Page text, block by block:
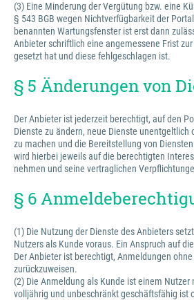
(3) Eine Minderung der Vergütung bzw. eine
§ 543 BGB wegen Nichtverfügbarkeit der
benannten Wartungsfenster ist erst dann
Anbieter schriftlich eine angemessene Frist
gesetzt hat und diese fehlgeschlagen ist.
§ 5 Änderungen von
Der Anbieter ist jederzeit berechtigt, auf den
Dienste zu ändern, neue Dienste
zu machen und die Bereitstellung von
wird hierbei jeweils auf die berechtigten
nehmen und seine vertraglichen
§ 6
(1) Die Nutzung der Dienste des Anbieters
Nutzers als Kunde voraus. Ein Anspruch auf
Der Anbieter ist berechtigt, Anmeldungen
zurückzuweisen.
(2) Die Anmeldung als Kunde ist einem Nutzer
volljährig und unbeschränkt geschäftsfähig ist